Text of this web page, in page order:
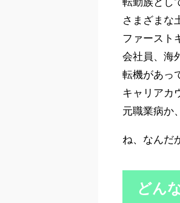
さまざまな
ファースト
会社員、海
転機があっ
キャリアカ
元職業病か
ね、なんだ
どん